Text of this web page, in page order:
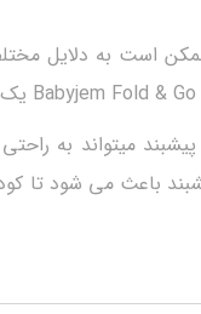
است به دلایل
به راحتی
باعث می شود